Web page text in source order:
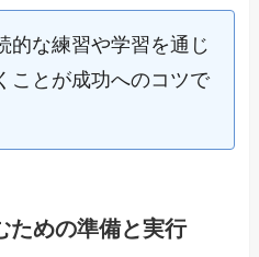
的な練習や学習を通じ
ことが成功へのコツで
ための準備と実行